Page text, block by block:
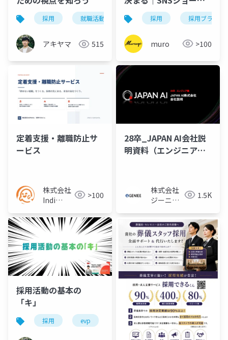
採用 就職活動 価値観
アキヤマ 515
動画運用代行サービス
「バズるん！」
採用 採用ブランデ
muro >100
定着支援・離職防止サ
ービス
株式会社
Indi
パートナ
ー様
>100
28卒_JAPAN AI会社説
明資料（エンジニア
株式会社
ジーニー
1.5K
採用活動の基本の
「キ」
採用 evp 採用広報 候補者体験